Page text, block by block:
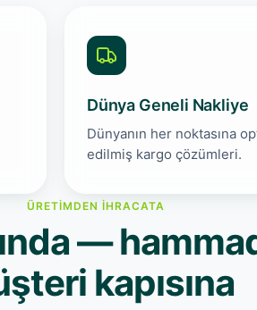
Dünya Geneli Nakliye
Dünyanın her noktasına
edilmiş kargo çözümleri.
ÜRETIMDEN İHRACATA
—
kapısına